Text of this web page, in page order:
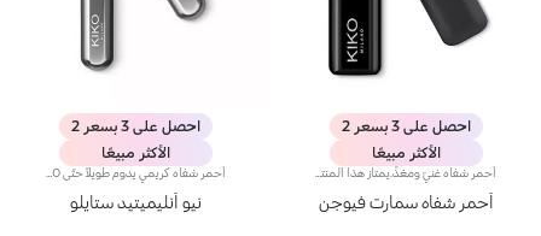
احصل على 3 بسعر 2
الأكثر مبيعًا
أحمر شفاه سمارت فيوجن
احصل على 3 بسعر 2
الأكثر مبيعًا
نيو أنليميتيد ستايلو